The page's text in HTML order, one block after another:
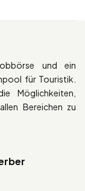
und ein
für Touristik.
Möglichkeiten,
Bereichen zu